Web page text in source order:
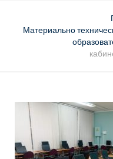
Материально